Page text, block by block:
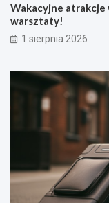
Wakacyjne atrakcje
warsztaty!
1 sierpnia 2026